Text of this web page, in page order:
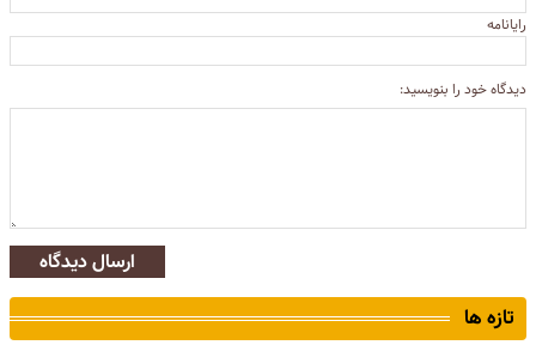
رایانامه
دیدگاه خود را بنویسید:
ارسال دیدگاه
تازه ها